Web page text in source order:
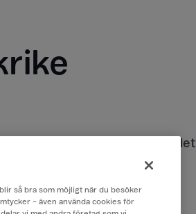
du är utomlands och vad det
så bra som möjligt när du besöker
– även använda cookies för